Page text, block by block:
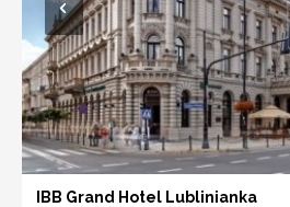
IBB Grand Hotel Lublinianka